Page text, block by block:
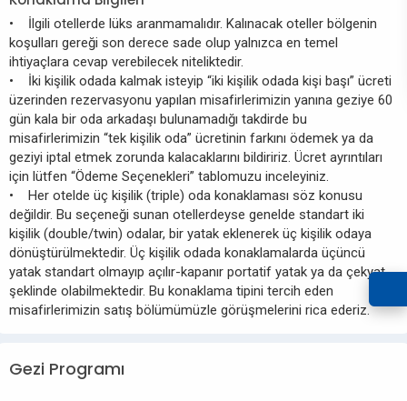
• İlgili otellerde lüks aranmamalıdır. Kalınacak oteller bölgenin
koşulları gereği son derece sade olup yalnızca en temel
ihtiyaçlara cevap verebilecek niteliktedir.
• İki kişilik odada kalmak isteyip “iki kişilik odada kişi başı” ücreti
üzerinden rezervasyonu yapılan misafirlerimizin yanına geziye 60
gün kala bir oda arkadaşı bulunamadığı takdirde bu
misafirlerimizin “tek kişilik oda” ücretinin farkını ödemek ya da
geziyi iptal etmek zorunda kalacaklarını bildiririz. Ücret ayrıntıları
için lütfen “Ödeme Seçenekleri” tablomuzu inceleyiniz.
• Her otelde üç kişilik (triple) oda konaklaması söz konusu
değildir. Bu seçeneği sunan otellerdeyse genelde standart iki
kişilik (double/twin) odalar, bir yatak eklenerek üç kişilik odaya
dönüştürülmektedir. Üç kişilik odada konaklamalarda üçüncü
yatak standart olmayıp açılır-kapanır portatif yatak ya da çekyat
şeklinde olabilmektedir. Bu konaklama tipini tercih eden
misafirlerimizin satış bölümümüzle görüşmelerini rica ederiz.
Gezi Programı